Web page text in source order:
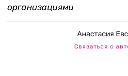
организациями
Анастасия
Связаться с